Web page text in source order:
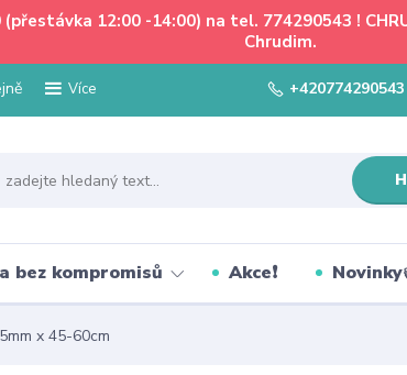
12:00 -14:00) na tel. 774290543 !
Chrudim.
Více +420774290543
bez kompromisů Akce❗
x 45-60cm